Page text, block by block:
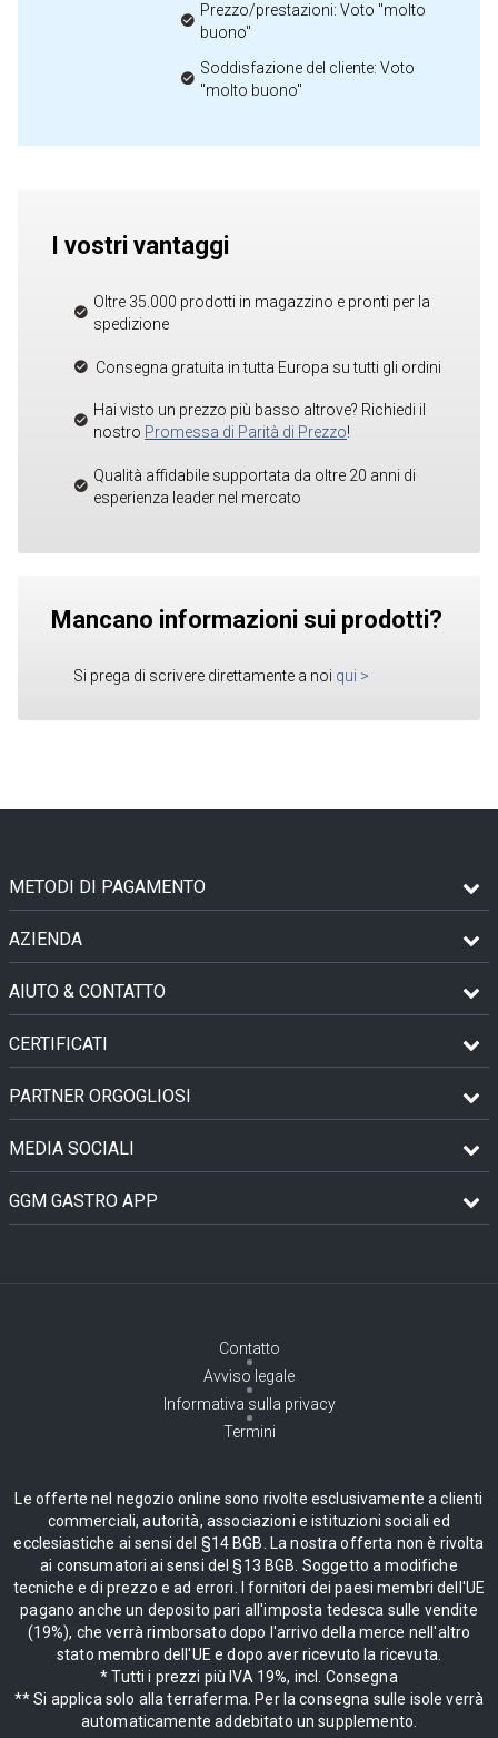
Prezzo/prestazioni: Voto "molto
buono"
Soddisfazione del cliente: Voto
"molto buono"
I vostri vantaggi
Oltre 35.000 prodotti in magazzino e pronti per la
spedizione
Consegna gratuita in tutta Europa su tutti gli ordini
Hai visto un prezzo più basso altrove? Richiedi il
nostro Promessa di Parità di Prezzo!
Qualità affidabile supportata da oltre 20 anni di
esperienza leader nel mercato
Mancano informazioni sui prodotti?
Si prega di scrivere direttamente a noi qui >
METODI DI PAGAMENTO
AZIENDA
AIUTO & CONTATTO
CERTIFICATI
PARTNER ORGOGLIOSI
MEDIA SOCIALI
GGM GASTRO APP
Contatto
Avviso legale
Informativa sulla privacy
Termini
Le offerte nel negozio online sono rivolte esclusivamente a clienti
commerciali, autorità, associazioni e istituzioni sociali ed
ecclesiastiche ai sensi del §14 BGB. La nostra offerta non è rivolta
ai consumatori ai sensi del §13 BGB. Soggetto a modifiche
tecniche e di prezzo e ad errori. I fornitori dei paesi membri dell'UE
pagano anche un deposito pari all'imposta tedesca sulle vendite
(19%), che verrà rimborsato dopo l'arrivo della merce nell'altro
stato membro dell'UE e dopo aver ricevuto la ricevuta.
* Tutti i prezzi più IVA 19%, incl. Consegna
** Si applica solo alla terraferma. Per la consegna sulle isole verrà
automaticamente addebitato un supplemento.